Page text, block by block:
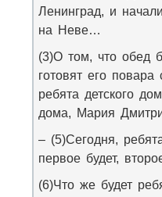
Ленинград, и
на Неве…
(3)О том, что обед
готовят его
ребята детского
дома, Мария
– (5)Сегодня,
первое будет,
(6)Что же будет